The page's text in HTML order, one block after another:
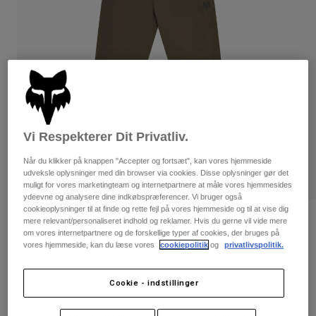
Shorts
Jakker
Handsker
Beskyttelser
Briller
Sokker
Tilbehør
Handsker
Jakker
Briller
Sokker
Tasker & tilbehør
Women
T-Shirts & Tops
Hoodies og sweatre
Jakker
Bukser & Shorts
Shirts
Se alle
Youth
Socks
Se alle
Moto
Helmets
Jerseys
Pants
Boots
Goggles
Bewertungen
Youth Ranger-bukser
Vi Respekterer Dit Privatliv.
Når du klikker på knappen "Accepter og fortsæt", kan vores hjemmeside
udveksle oplysninger med din browser via cookies. Disse oplysninger gør det
muligt for vores marketingteam og internetpartnere at måle vores hjemmesides
ydeevne og analysere dine indkøbspræferencer. Vi bruger også
cookieoplysninger til at finde og rette fejl på vores hjemmeside og til at vise dig
mere relevant/personaliseret indhold og reklamer. Hvis du gerne vil vide mere
om vores internetpartnere og de forskellige typer af cookies, der bruges på
vores hjemmeside, kan du læse vores
cookiepolitik og privatlivspolitik.
Cookie - indstillinger